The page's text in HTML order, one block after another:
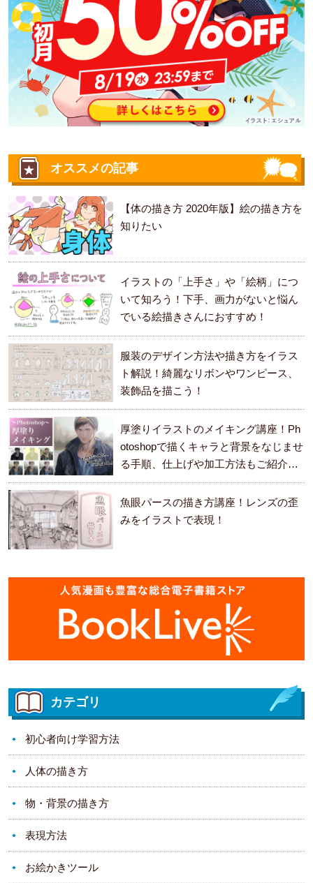
オススメの記事
【体の描き方 2020年版】絵の描き方を
知りたい
イラストの「上手さ」や「絵柄」につ
いて知ろう！下手、画力がないと悩ん
でいる絵描きさんにおすすめ！
服装のデザイン方法や描き方をイラス
ト解説！綺麗なリボンやワンピース、
装飾品を描こう！
厚塗りイラストのメイキング講座！Ph
otoshopで描くキャラと背景をなじませ
る手順、仕上げや加工方法もご紹介し
ます。
魚眼パースの描き方講座！レンズの歪
みをイラストで表現！
カテゴリ
初心者向け学習方法
人体の描き方
物・背景の描き方
表現方法
お絵かきツール